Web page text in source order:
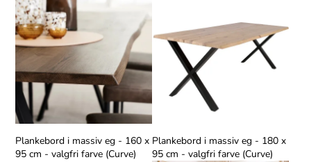
Plankebord i massiv eg - 160 x
95 cm - valgfri farve (Curve)
Plankebord i massiv eg - 180 x
95 cm - valgfri farve (Curve)